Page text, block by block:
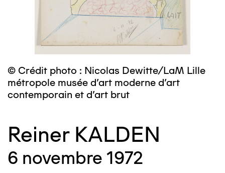
© Crédit photo : Nicolas Dewitte/LaM Lille
métropole musée d’art moderne d’art
contemporain et d’art brut
Reiner KALDEN
6 novembre 1972